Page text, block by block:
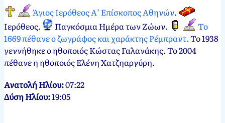
Άγιος Ιερόθεος Α’ Επίσκοπος Αθηνών.
Ιερόθεος. Παγκόσμια Ημέρα των Ζώων.
Το
1669 πέθανε ο ζωγράφος και χαράκτης Ρέμπραντ.Το 1938
γεννήθηκε ο ηθοποιός Κώστας Γαλανάκης. Το 2004
πέθανε η ηθοποιός Ελένη Χατζηαργύρη.
Ανατολή Ηλίου:07:22
Δύση Ηλίου:19:05